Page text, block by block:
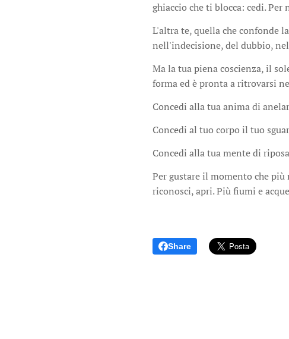
ghiaccio che ti blocca: cedi.
L'altra te, quella che confonde
nell'indecisione, del dubbio,
Ma la tua piena coscienza, il
forma ed è pronta a ritrovarsi
Concedi alla tua anima di
Concedi al tuo corpo il tuo
Concedi alla tua mente di
Per gustare il momento che
riconosci, apri. Più fiumi e
Share